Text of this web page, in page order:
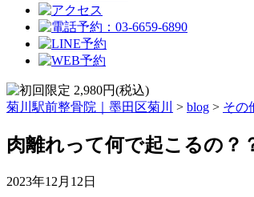
菊川駅前整骨院｜墨田区菊川 > blog > その
肉離れって何で起こるの？
2023年12月12日